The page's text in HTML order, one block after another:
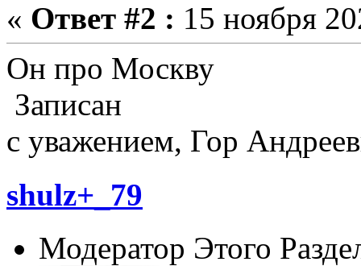
« Ответ #2 : 15 ноября
Он про Москву
Записан
с уважением, Гор
shulz+_79
Модератор Этого